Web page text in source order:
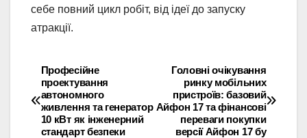
себе повний цикл робіт, від ідеї до запуску
атракції.
Навігація
записів
Головні очікування
ринку мобільних
пристроїв: базовий
Айфон 17 та фінансові
переваги покупки
версії Айфон 17 бу
Професійне
проектування
автономного
живлення та генератор
10 кВт як інженерний
стандарт безпеки